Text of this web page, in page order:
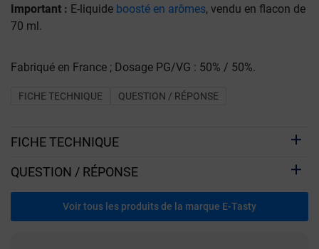
Important : E-liquide boosté en arômes, vendu en flacon de
70 ml.
Fabriqué en France ; Dosage PG/VG : 50% / 50%.
FICHE TECHNIQUE QUESTION / RÉPONSE
FICHE TECHNIQUE
QUESTION / RÉPONSE
Voir tous les produits de la marque E-Tasty